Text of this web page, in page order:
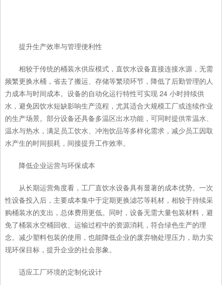
提升生产效率与管理便利性
相较于传统的桶装水供应模式，直饮水设备直接连接水源，无需
频繁更换水桶，省去了搬运、存储等繁琐环节，降低了后勤管理的人
力成本与时间成本。设备的自动化运行特性可实现 24 小时持续供
水，避免因饮水短缺影响生产流程，尤其适合大规模工厂或连续作业
的生产场景。部分设备还具备多温区出水功能，可同时提供常温水、
温水与热水，满足员工饮水、冲泡饮品等多样化需求，减少员工因取
水产生的时间损耗，间接提升工作效率。
降低企业运营与环保成本
从长期运营角度看，工厂直饮水设备具有显著的成本优势。一次
性设备投入后，主要成本集中于定期更换滤芯等耗材，相较于持续采
购桶装水的支出，总体费用更低。同时，设备无需大量包装材料，避
免了桶装水空桶回收、运输过程中的资源消耗，符合绿色生产的理
念。减少塑料包装的使用，也能降低企业的废弃物处理压力，助力实
现环保目标，提升企业的社会形象。
适应工厂环境的定制化设计